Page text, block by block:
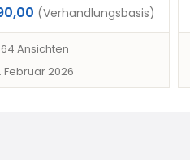
(Verhandlungsbasis)
Ansichten
Februar 2026